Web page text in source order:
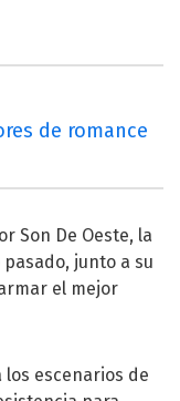
de romance
Son De Oeste, la
junto a su
el mejor
los escenarios de